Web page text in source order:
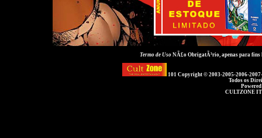
Termo de UsoNÃ£o ObrigatÃ³rio, apenas para
101 Copyright © 2003-2005-2006-
Todos os
CULTZONE